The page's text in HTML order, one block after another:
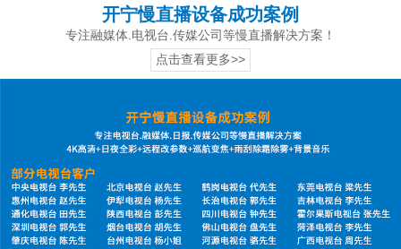
开宁慢直播设备成功案例
专注融媒体.电视台.传媒公司等慢直播解决方案！
点击查看更多>>